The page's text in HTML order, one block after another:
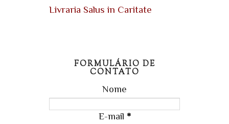
Livraria Salus in Caritate
FORMULÁRIO DE
CONTATO
Nome
E-mail *